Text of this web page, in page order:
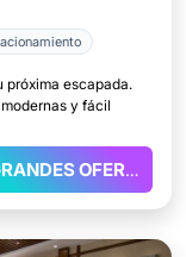
próxima escapada.
y fácil
GRANDES OFERTAS